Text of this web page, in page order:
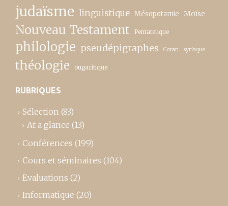
judaïsme linguistique Mésopotamie Moïse
Nouveau Testament Pentateuque
philologie pseudépigraphes Coran syriaque
théologie ougaritique
RUBRIQUES
Sélection (83)
At a glance (13)
Conférences (199)
Cours et séminaires (104)
Evaluations (2)
Informatique (20)